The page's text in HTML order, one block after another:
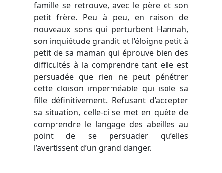
famille se retrouve, avec le père et son
petit frère. Peu à peu, en raison de
nouveaux sons qui perturbent Hannah,
son inquiétude grandit et l’éloigne petit à
petit de sa maman qui éprouve bien des
difficultés à la comprendre tant elle est
persuadée que rien ne peut pénétrer
cette cloison imperméable qui isole sa
fille définitivement. Refusant d’accepter
sa situation, celle-ci se met en quête de
comprendre le langage des abeilles au
point de se persuader qu’elles
l’avertissent d’un grand danger.